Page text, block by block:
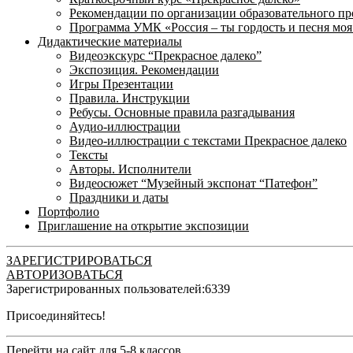
Рекомендации по организации образовательного
Программа УМК «Россия – ты гордость и песня
Дидактические материалы
Видеоэкскурс “Прекрасное далеко”
Экспозиция. Рекомендации
Игры Презентации
Правила. Инструкции
Ребусы. Основные правила разгадывания
Аудио-иллюстрации
Видео-иллюстрации с текстами Прекрасное далеко
Тексты
Авторы. Исполнители
Видеосюжет “Музейный экспонат “Патефон”
Праздники и даты
Портфолио
Приглашение на открытие экспозиции
ЗАРЕГИСТРИРОВАТЬСЯ
АВТОРИЗОВАТЬСЯ
Зарегистрированных пользователей:6339
Присоединяйтесь!
Перейти на сайт для 5-8 классов